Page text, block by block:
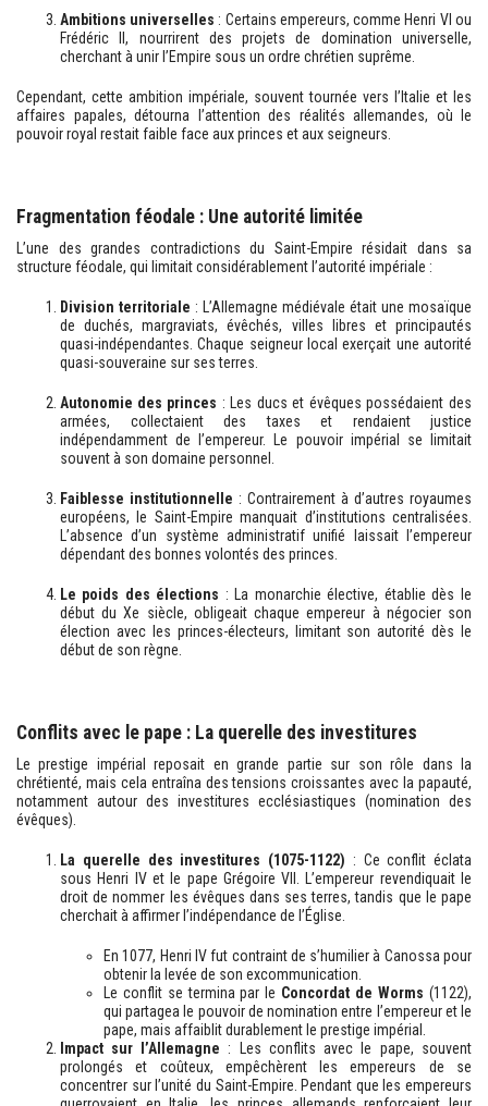
Ambitions universelles : Certains empereurs, comme Henri VI ou
Frédéric II, nourrirent des projets de domination universelle,
cherchant à unir l’Empire sous un ordre chrétien suprême.
Cependant, cette ambition impériale, souvent tournée vers l’Italie et les
affaires papales, détourna l’attention des réalités allemandes, où le
pouvoir royal restait faible face aux princes et aux seigneurs.
Fragmentation féodale : Une autorité limitée
L’une des grandes contradictions du Saint-Empire résidait dans sa
structure féodale, qui limitait considérablement l’autorité impériale :
Division territoriale : L’Allemagne médiévale était une mosaïque
de duchés, margraviats, évêchés, villes libres et principautés
quasi-indépendantes. Chaque seigneur local exerçait une autorité
quasi-souveraine sur ses terres.
Autonomie des princes : Les ducs et évêques possédaient des
armées, collectaient des taxes et rendaient justice
indépendamment de l’empereur. Le pouvoir impérial se limitait
souvent à son domaine personnel.
Faiblesse institutionnelle : Contrairement à d’autres royaumes
européens, le Saint-Empire manquait d’institutions centralisées.
L’absence d’un système administratif unifié laissait l’empereur
dépendant des bonnes volontés des princes.
Le poids des élections : La monarchie élective, établie dès le
début du Xe siècle, obligeait chaque empereur à négocier son
élection avec les princes-électeurs, limitant son autorité dès le
début de son règne.
Conflits avec le pape : La querelle des investitures
Le prestige impérial reposait en grande partie sur son rôle dans la
chrétienté, mais cela entraîna des tensions croissantes avec la papauté,
notamment autour des investitures ecclésiastiques (nomination des
évêques).
La querelle des investitures (1075-1122) : Ce conflit éclata
sous Henri IV et le pape Grégoire VII. L’empereur revendiquait le
droit de nommer les évêques dans ses terres, tandis que le pape
cherchait à affirmer l’indépendance de l’Église.
En 1077, Henri IV fut contraint de s’humilier à Canossa pour
obtenir la levée de son excommunication.
Le conflit se termina par le Concordat de Worms (1122),
qui partagea le pouvoir de nomination entre l’empereur et le
pape, mais affaiblit durablement le prestige impérial.
Impact sur l’Allemagne : Les conflits avec le pape, souvent
prolongés et coûteux, empêchèrent les empereurs de se
concentrer sur l’unité du Saint-Empire. Pendant que les empereurs